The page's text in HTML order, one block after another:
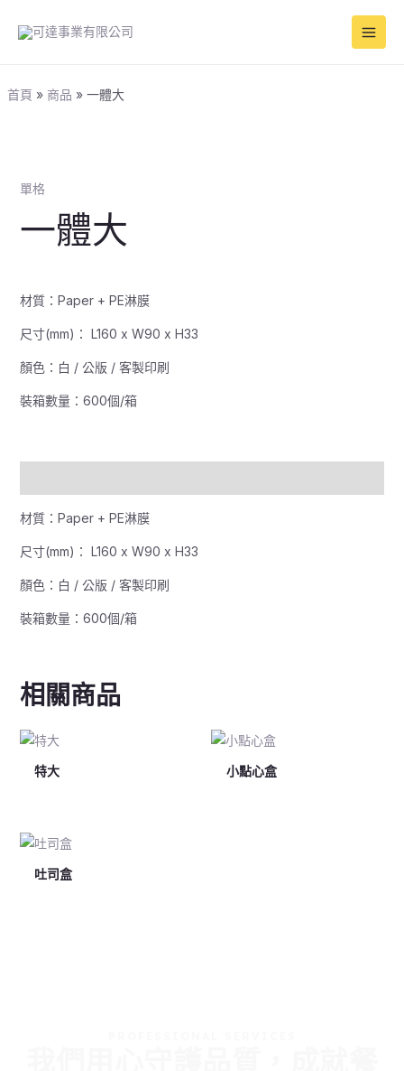
內
Main
首頁 商品 一體大
單格
一體大
材質：Paper + PE淋膜
尺寸(mm)： L160 x W90 x H33
顏色：白 / 公版 / 客製印刷
裝箱數量：600個/箱
材質：Paper + PE淋膜
尺寸(mm)： L160 x W90 x H33
顏色：白 / 公版 / 客製印刷
裝箱數量：600個/箱
相關商品
特大 小點心盒
吐司盒